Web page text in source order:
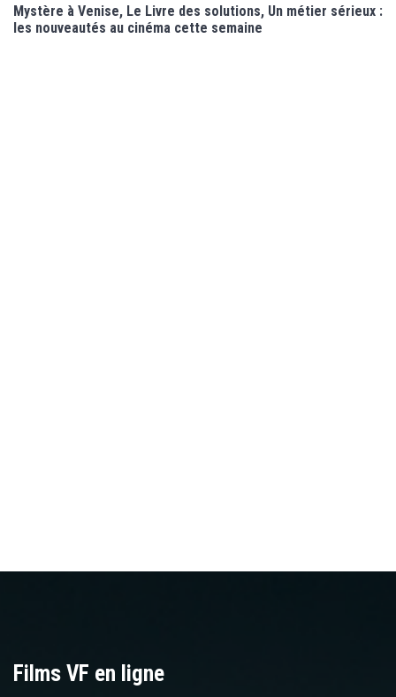
Mystère à Venise, Le Livre des solutions, Un métier sérieux :
les nouveautés au cinéma cette semaine
Films VF en ligne